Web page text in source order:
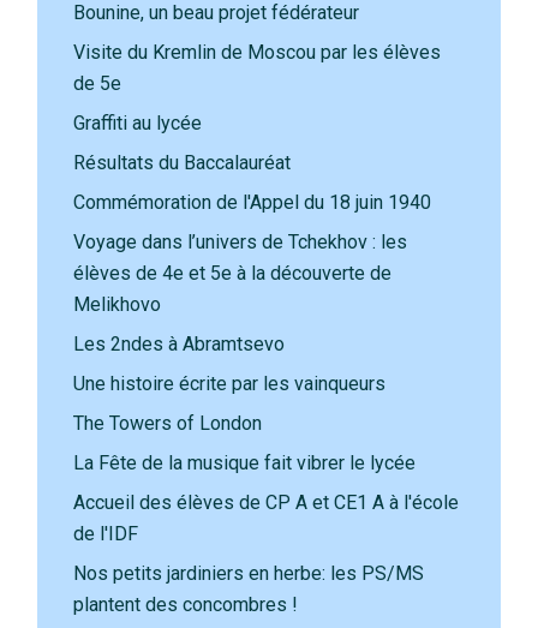
Bounine, un beau projet fédérateur
Visite du Kremlin de Moscou par les élèves
de 5e
Graffiti au lycée
Résultats du Baccalauréat
Commémoration de l'Appel du 18 juin 1940
Voyage dans l’univers de Tchekhov : les
élèves de 4e et 5e à la découverte de
Melikhovo
Les 2ndes à Abramtsevo
Une histoire écrite par les vainqueurs
The Towers of London
La Fête de la musique fait vibrer le lycée
Accueil des élèves de CP A et CE1 A à l'école
de l'IDF
Nos petits jardiniers en herbe: les PS/MS
plantent des concombres !